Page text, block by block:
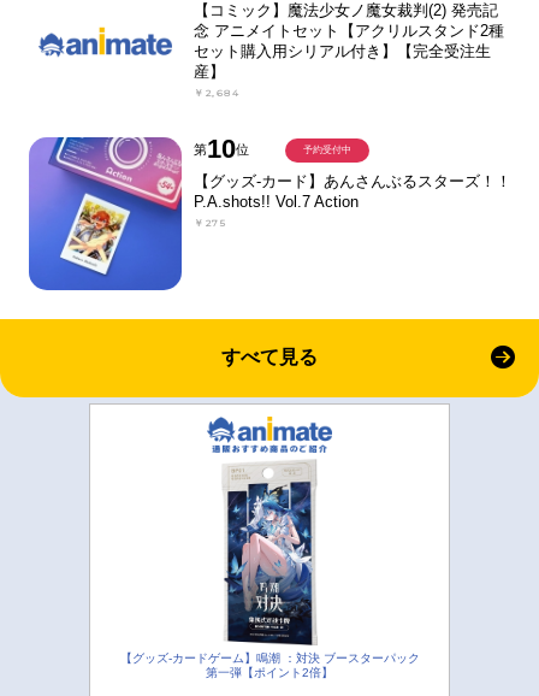
【コミック】魔法少女ノ魔女裁判(2) 発売記
念 アニメイトセット【アクリルスタンド2種
セット購入用シリアル付き】【完全受注生
産】
￥2,684
第10位
【グッズ-カード】あんさんぶるスターズ！！
P.A.shots!! Vol.7 Action
￥275
予約受付中
すべて見る
【グッズ-カードゲーム】鳴潮 ：対決 ブースターパック
第一弾【ポイント2倍】